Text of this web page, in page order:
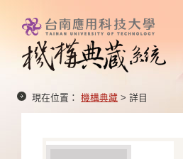
現在位置： 機構典藏 > 詳目